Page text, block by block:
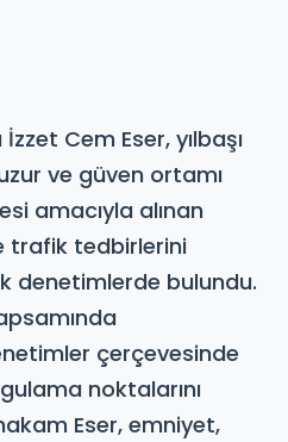
Cem Eser, yılbaşı
ve güven ortamı
amacıyla alınan
trafik tedbirlerini
denetimlerde bulundu.
çerçevesinde
noktalarını
Eser, emniyet,